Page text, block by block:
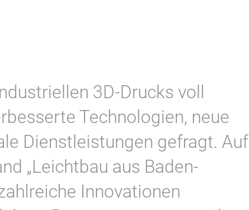
3D-Drucks voll
Technologien, neue
Dienstleistungen gefragt. Auf
„Leichtbau aus Baden-
Innovationen